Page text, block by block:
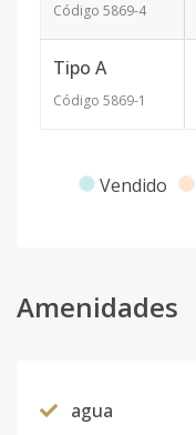
Código 5869-4
Tipo A
Código 5869-1
Vendido
Amenidades
agua